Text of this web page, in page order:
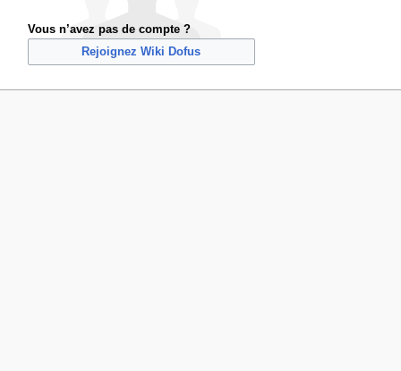
Vous n’avez pas de compte ?
Rejoignez Wiki Dofus